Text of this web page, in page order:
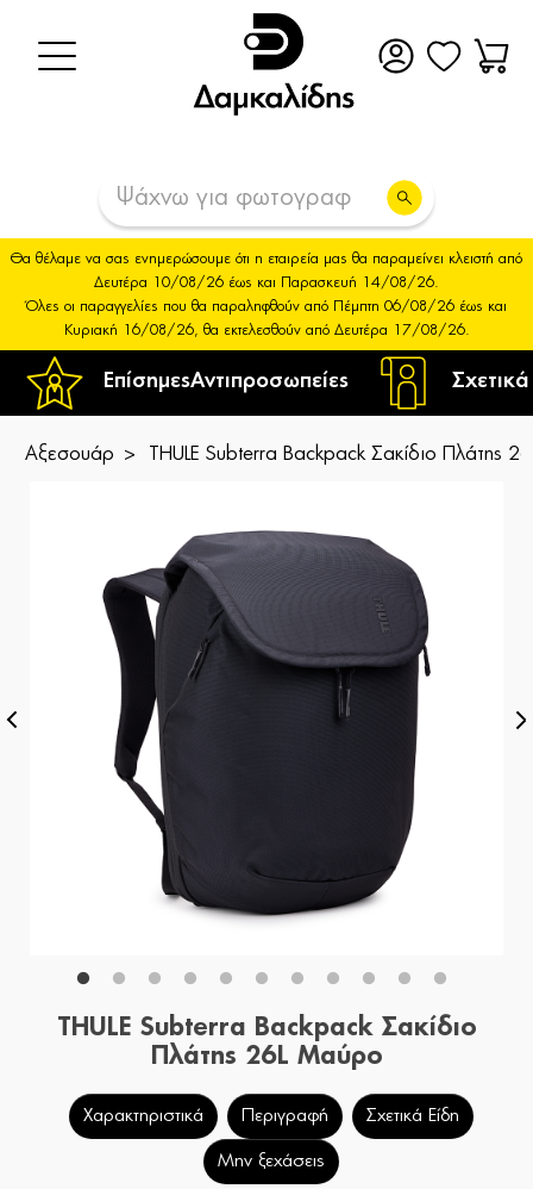
ΕπίσημεςΑντιπροσωπείες
Θα θέλαμε να σας ενημερώσουμε ότι η εταιρεία μας θα παραμείνει κλειστή από
Δευτέρα 10/08/26 έως και Παρασκευή 14/08/26.
Όλες οι παραγγελίες που θα παραληφθούν από Πέμπτη 06/08/26 έως και
Κυριακή 16/08/26, θα εκτελεσθούν από Δευτέρα 17/08/26.
Αξεσουάρ THULE Subterra Backpack Σακίδιο Πλάτης
THULE Subterra Backpack Σακίδιο
Πλάτης 26L Μαύρο
Χαρακτηριστικά Περιγραφή Σχετικά Είδη
Μην ξεχάσεις